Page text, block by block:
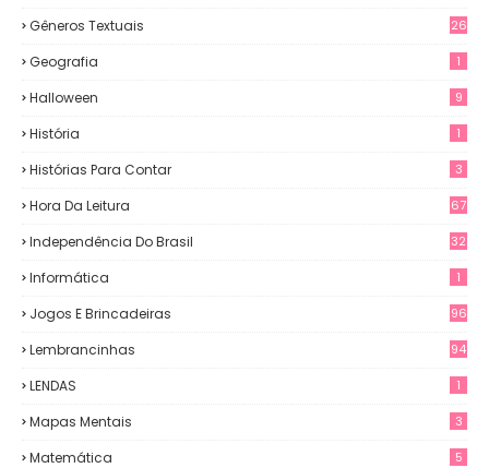
Gêneros Textuais 26
Geografia 1
Halloween 9
História 1
Histórias Para Contar 3
Hora Da Leitura 67
Independência Do Brasil 32
Informática 1
Jogos E Brincadeiras 96
Lembrancinhas 94
LENDAS 1
Mapas Mentais 3
Matemática 5